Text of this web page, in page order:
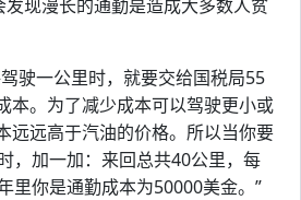
现漫长的通勤是造成大多数人贫
驶一公里时，就要交给国税局55
本。为了减少成本可以驾驶更小或
远远高于汽油的价格。所以当你要
，加一加：来回总共40公里，每
里你是通勤成本为50000美金。”